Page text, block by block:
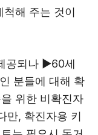
해 주는 것이
공되나 ▶60세
분들에 대해 확
위한 비확진자
만, 확진자용 키